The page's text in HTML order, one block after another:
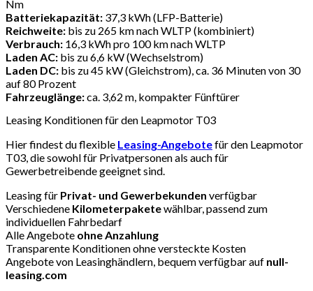
Nm
Batteriekapazität: 37,3 kWh (LFP-Batterie)
Reichweite: bis zu 265 km nach WLTP (kombiniert)
Verbrauch: 16,3 kWh pro 100 km nach WLTP
Laden AC: bis zu 6,6 kW (Wechselstrom)
Laden DC: bis zu 45 kW (Gleichstrom), ca. 36 Minuten von 30
auf 80 Prozent
Fahrzeuglänge:ca. 3,62 m, kompakter Fünftürer
Leasing Konditionen für den Leapmotor T03
Hier findest du flexible Leasing-Angebotefür den Leapmotor
T03, die sowohl für Privatpersonen als auch für
Gewerbetreibende geeignet sind.
Leasing für Privat- und Gewerbekunden verfügbar
Verschiedene Kilometerpaketewählbar, passend zum
individuellen Fahrbedarf
Alle Angebote ohne Anzahlung
Transparente Konditionen ohne versteckte Kosten
Angebote von Leasinghändlern, bequem verfügbar auf null-
leasing.com